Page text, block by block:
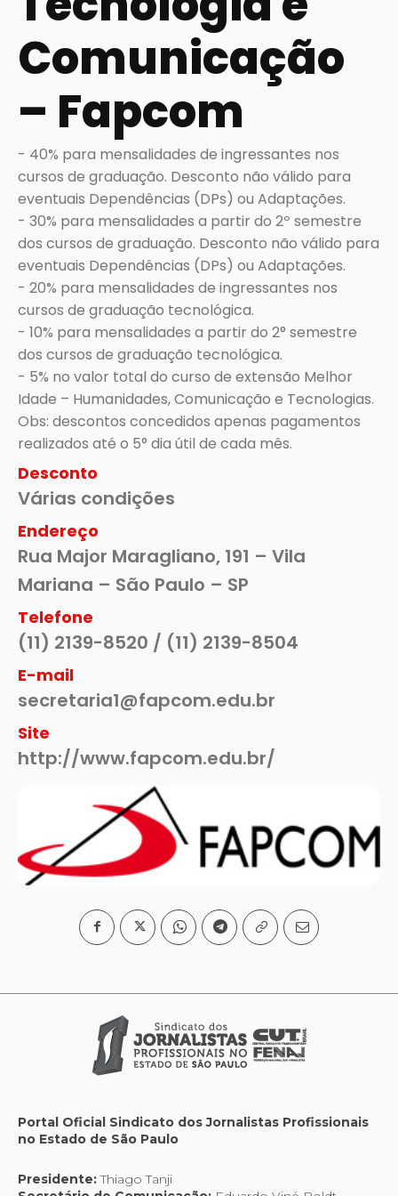
Comunicação
– Fapcom
- 40% para mensalidades de ingressantes nos
cursos de graduação. Desconto não válido para
eventuais Dependências (DPs) ou Adaptações.
- 30% para mensalidades a partir do 2º semestre
dos cursos de graduação. Desconto não válido para
eventuais Dependências (DPs) ou Adaptações.
- 20% para mensalidades de ingressantes nos
cursos de graduação tecnológica.
- 10% para mensalidades a partir do 2° semestre
dos cursos de graduação tecnológica.
- 5% no valor total do curso de extensão Melhor
Idade – Humanidades, Comunicação e Tecnologias.
Obs: descontos concedidos apenas pagamentos
realizados até o 5° dia útil de cada mês.
Desconto
Várias condições
Endereço
Rua Major Maragliano, 191 – Vila
Mariana – São Paulo – SP
Telefone
(11) 2139-8520 / (11) 2139-8504
E-mail
secretaria1@fapcom.edu.br
Site
http://www.fapcom.edu.br/
Portal Oficial Sindicato dos Jornalistas Profissionais
no Estado de São Paulo
Presidente:Thiago Tanji